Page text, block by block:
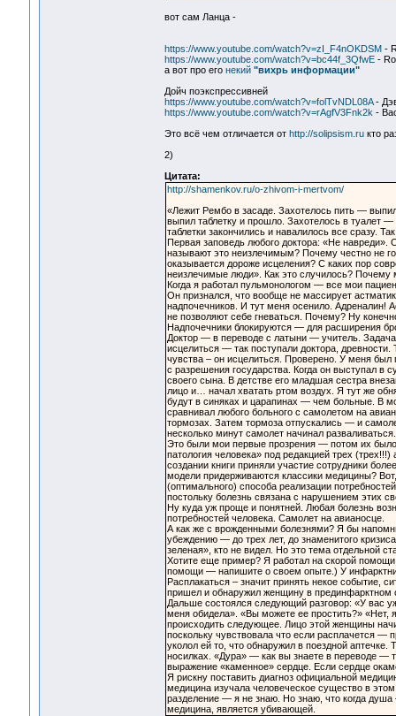
вот сам Ланца -
https://www.youtube.com/watch?v=zI_F4nOKDSM -
https://www.youtube.com/watch?v=bc44f_3QfwE-
а вот про его некий "вихрь информации"
Дойч поэкспрессивней
https://www.youtube.com/watch?v=folTvNDL08A-
https://www.youtube.com/watch?v=rAgfV3Fnk2k -
Это всё чем отличается от http://solipsism.ruкто
2)
Цитата:
http://shamenkov.ru/o-zhivom-i-mertvom/
«Лежит Рембо в засаде. Захотелось пить —
выпил таблетку и прошло. Захотелось в туалет
таблетки закончились и навалилось все сразу.
Первая заповедь любого доктора: «Не
называют это неизлечимым? Почему честно не
оказывается дороже исцеления? С каких пор
неизлечимые люди». Как это случилось? Почему
Когда я работал пульмонологом — все мои
Он признался, что вообще не массирует
надпочечников. И тут меня осенило. Адреналин!
не позволяют себе гневаться. Почему? Ну
Надпочечники блокируются — для расширения
Доктор — в переводе с латыни — учитель.
исцелиться — так поступали доктора,
чувства – он исцелиться. Проверено. У меня
с разрешения государства. Когда он выступал
своего сына. В детстве его младшая сестра
лицо и… начал хватать ртом воздух. Я тут же
будут в синяках и царапинах — чем больные. В
сравнивал любого больного с самолетом на
тормозах. Затем тормоза отпускались — и
несколько минут самолет начинал
Это были мои первые прозрения — потом их
патология человека» под редакцией трех
создании книги приняли участие сотрудники
модели придерживаются классики медицины?
(оптимального) способа реализации
постольку болезнь связана с нарушением этих
Ну куда уж проще и понятней. Любая болезнь
потребностей человека. Самолет на авианосце.
А как же с врожденными болезнями? Я бы
убеждению — до трех лет, до знаменитого
зеленая», кто не видел. Но это тема отдельной
Хотите еще пример? Я работал на скорой помощи
помощи — напишите о своем опыте.) У
Расплакаться – значит принять некое событие,
пришел и обнаружил женщину в прединфарктном
Дальше состоялся следующий разговор: «У вас
меня обидела». «Вы можете ее простить?» «Нет,
происходить следующее. Лицо этой женщины
поскольку чувствовала что если расплачется —
уколол ей то, что обнаружил в поездной
носилках. «Дура» — как вы знаете в переводе —
выражение «каменное» сердце. Если сердце
Я рискну поставить диагноз официальной
медицина изучала человеческое существо в
разделение — я не знаю. Но знаю, что когда
медицина, является убивающей.